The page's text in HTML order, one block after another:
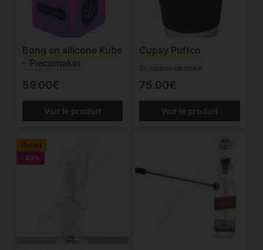
Bong en silicone Kube
– Piecemaker
59.00€
Voir le produit
Cupsy Puffco
En rupture de stock
75.00€
Voir le produit
Outlet
-40%